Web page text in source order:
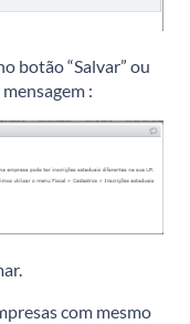
botão “Salvar” ou
:
com mesmo